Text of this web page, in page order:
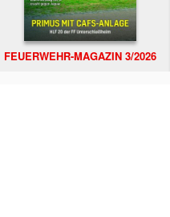
FEUERWEHR-MAGAZIN 3/2026